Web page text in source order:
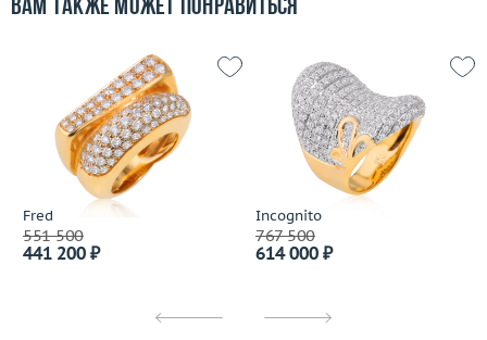
Вам также может понравиться
Fred
551 500
441 200 ₽
Incognito
767 500
614 000 ₽